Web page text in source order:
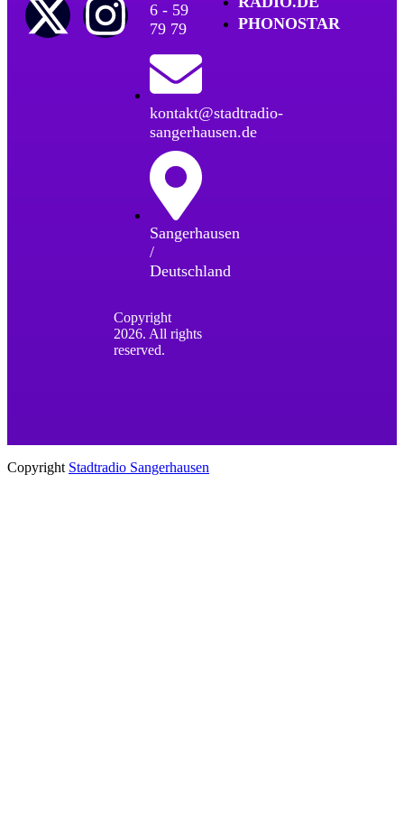
6 - 59
79 79
kontakt@stadtradio-
sangerhausen.de
Sangerhausen
/
Deutschland
Copyright
2026. All rights
reserved.
PHONOSTAR
Copyright Stadtradio Sangerhausen